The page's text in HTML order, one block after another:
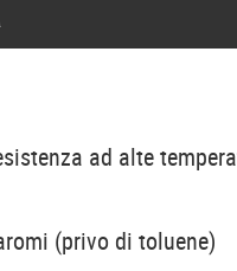
ad alte
(privo di toluene)